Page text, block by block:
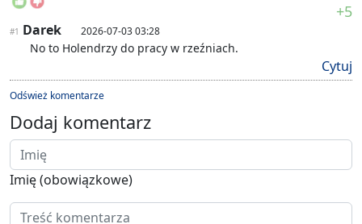
+5
#1 Darek 2026-07-03 03:28
No to Holendrzy do pracy w rzeźniach.
Cytuj
Odśwież komentarze
Dodaj komentarz
Imię (obowiązkowe)